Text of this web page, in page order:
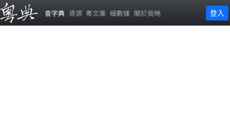
查字典 資源 粵文庫 細數據 關於我哋 登入